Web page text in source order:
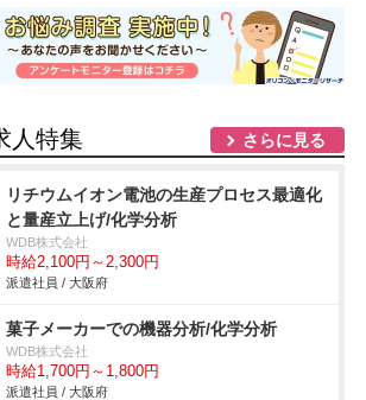
人特集 さらに見る
リチウムイオン電池の生産プロセス最適化
と量産立上げ/化学分析
WDB株式会社
時給2,100円～2,300円
派遣社員 / 大阪府
菓子メーカーでの機器分析/化学分析
WDB株式会社
時給1,700円～1,800円
派遣社員 / 大阪府